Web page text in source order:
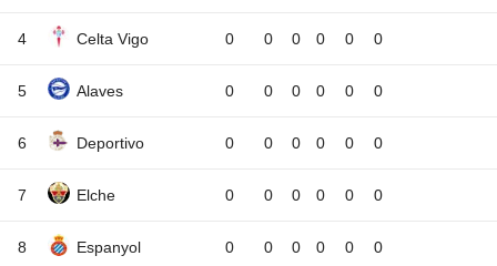
4 Celta Vigo 0 0 0 0 0 0
5 Alaves 0 0 0 0 0 0
6 Deportivo 0 0 0 0 0 0
7 Elche 0 0 0 0 0 0
8 Espanyol 0 0 0 0 0 0